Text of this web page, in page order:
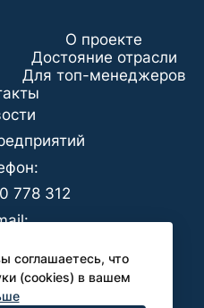
соглашаетесь, что
(cookies) в вашем
О проекте
Достояние отрасли
Для топ-менеджеров
778 312
СМИ:
kg.com